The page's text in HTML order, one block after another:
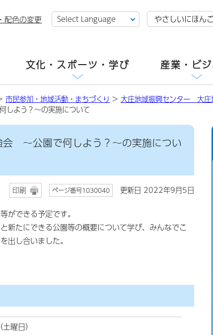
配色の変更 やさしいにほん
文化・スポーツ・学び 産業・ビ
市民参加・地域活動・まちづくり > 大庄地域振興センター 大庄
しよう？～の実施について
～公園で何しよう？～の実施につい
印刷 ページ番号1030040 更新日 2022年9月5日
ができる予定です。
新たにできる公園等の概要について学び、みんなでこ
出し合いました。
曜日）